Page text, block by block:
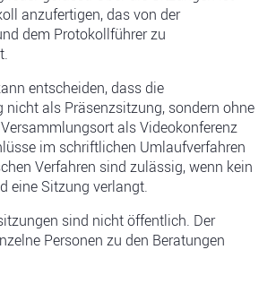
anzufertigen, das von der
dem Protokollführer zu
entscheiden, dass die
als Präsenzsitzung, sondern ohne
als Videokonferenz
im schriftlichen Umlaufverfahren
Verfahren sind zulässig, wenn kein
eine Sitzung verlangt.
sind nicht öffentlich. Der
Personen zu den Beratungen